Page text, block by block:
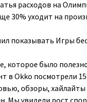
расходов на
30% уходит на
показывать Игры
которое было
в Okko посмотрели
обзоры, хайлайты
Мы увидели рост